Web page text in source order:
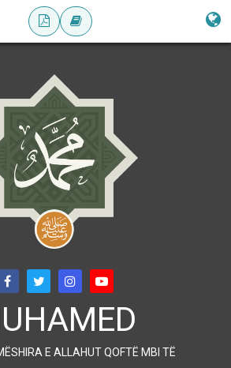
E ALLAHUT QOFTË MBI TË